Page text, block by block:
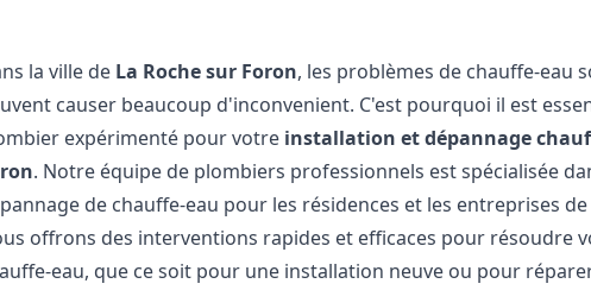
la ville de La Roche sur Foron, les problèmes de chauffe-eau
causer beaucoup d'inconvenient. C'est pourquoi il est
expérimenté pour votre installation et dépannage
. Notre équipe de plombiers professionnels est spécialisée
de chauffe-eau pour les résidences et les entreprises de
offrons des interventions rapides et efficaces pour résoudre
eau, que ce soit pour une installation neuve ou pour